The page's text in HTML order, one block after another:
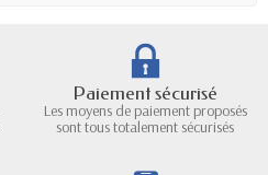
Paiement sécurisé
Les moyens de paiement proposés
sont tous totalement sécurisés